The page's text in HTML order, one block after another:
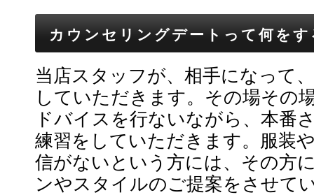
カウンセリングデートって何を
当店スタッフが、相手になって
していただきます。その場その
ドバイスを行ないながら、本番
練習をしていただきます。服装
信がないという方には、その方
ンやスタイルのご提案をさせて